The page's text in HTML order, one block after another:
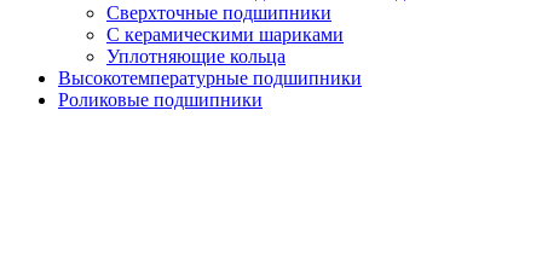
Сверхточные подшипники
С керамическими шариками
Уплотняющие кольца
Высокотемпературные подшипники
Роликовые подшипники